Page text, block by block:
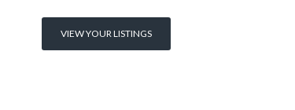
Password
VIEW YOUR LISTINGS